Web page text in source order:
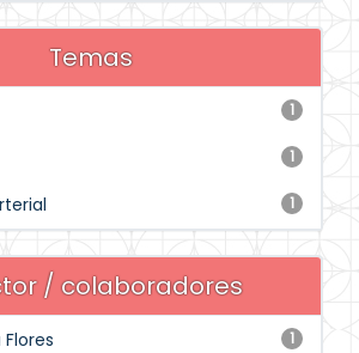
Temas
1
1
1
/ colaboradores
1